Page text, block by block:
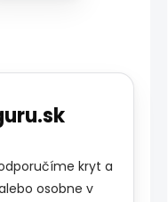
kryt a
osobne v